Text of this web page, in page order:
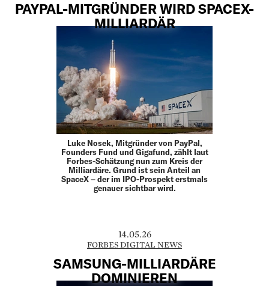
PAYPAL-MITGRÜNDER WIRD SPACEX-
MILLIARDÄR
Luke Nosek, Mitgründer von PayPal,
Founders Fund und Gigafund, zählt laut
Forbes-Schätzung nun zum Kreis der
Milliardäre. Grund ist sein Anteil an
SpaceX – der im IPO-Prospekt erstmals
genauer sichtbar wird.
14.05.26
FORBES DIGITAL NEWS
SAMSUNG-MILLIARDÄRE
DOMINIEREN